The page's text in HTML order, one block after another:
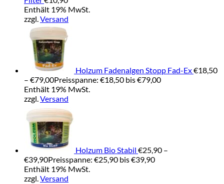
Enthält 19% MwSt.
zzgl.Versand
Holzum Fadenalgen Stopp Fad-Ex€18,50
– €79,00Preisspanne: €18,50 bis €79,00
Enthält 19% MwSt.
zzgl.Versand
Holzum Bio Stabil €25,90 –
€39,90Preisspanne: €25,90 bis €39,90
Enthält 19% MwSt.
zzgl.Versand